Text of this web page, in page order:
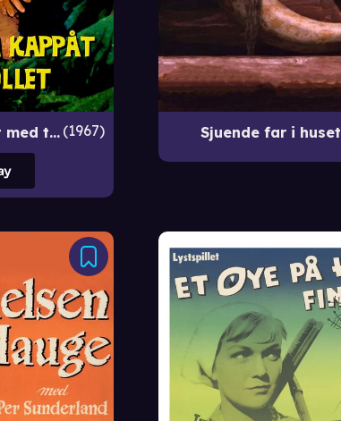
Gutten som kappåt med trollet 1967 Sjuende far i huset